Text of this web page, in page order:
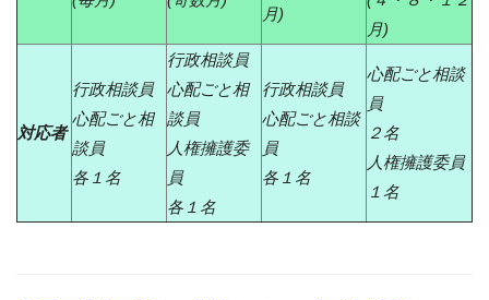
月)
月)
対応者
行政相談員
心配ごと相
談員
各１名
行政相談員
心配ごと相
談員
人権擁護委
員
各１名
行政相談員
心配ごと相談
員
各１名
心配ごと相談
員
２名
人権擁護委員
１名